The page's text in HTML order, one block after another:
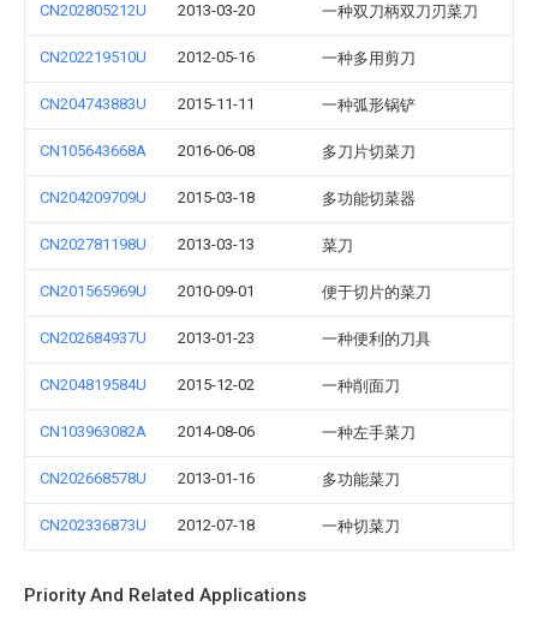
CN202805212U 2013-03-20 一种双刀柄双刀刃菜刀
CN202219510U 2012-05-16 一种多用剪刀
CN204743883U 2015-11-11 一种弧形锅铲
CN105643668A 2016-06-08 多刀片切菜刀
CN204209709U 2015-03-18 多功能切菜器
CN202781198U 2013-03-13 菜刀
CN201565969U 2010-09-01 便于切片的菜刀
CN202684937U 2013-01-23 一种便利的刀具
CN204819584U 2015-12-02 一种削面刀
CN103963082A 2014-08-06 一种左手菜刀
CN202668578U 2013-01-16 多功能菜刀
CN202336873U 2012-07-18 一种切菜刀
Priority And Related Applications